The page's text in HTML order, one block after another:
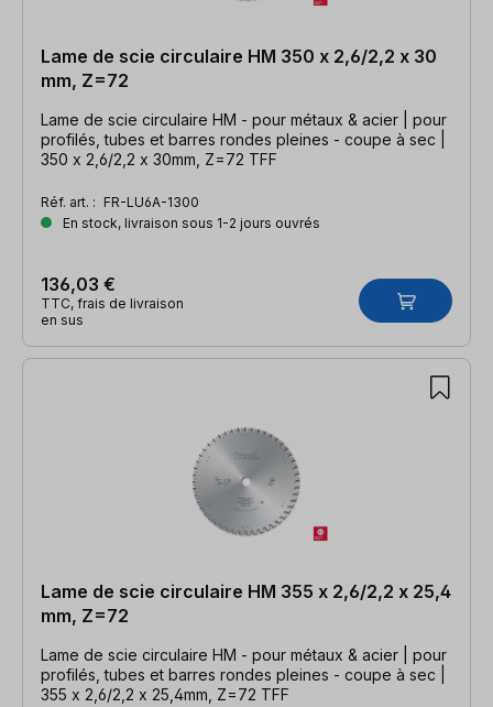
Lame de scie circulaire HM 350 x 2,6/2,2 x 30
mm, Z=72
Lame de scie circulaire HM - pour métaux & acier | pour
profilés, tubes et barres rondes pleines - coupe à sec |
350 x 2,6/2,2 x 30mm, Z=72 TFF
Réf. art. : FR-LU6A-1300
En stock, livraison sous 1-2 jours ouvrés
136,03 €
TTC, frais de livraison
en sus
Lame de scie circulaire HM 355 x 2,6/2,2 x 25,4
mm, Z=72
Lame de scie circulaire HM - pour métaux & acier | pour
profilés, tubes et barres rondes pleines - coupe à sec |
355 x 2,6/2,2 x 25,4mm, Z=72 TFF